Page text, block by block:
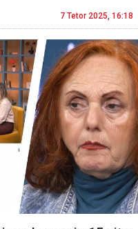
7 Tetor 2025, 16:18